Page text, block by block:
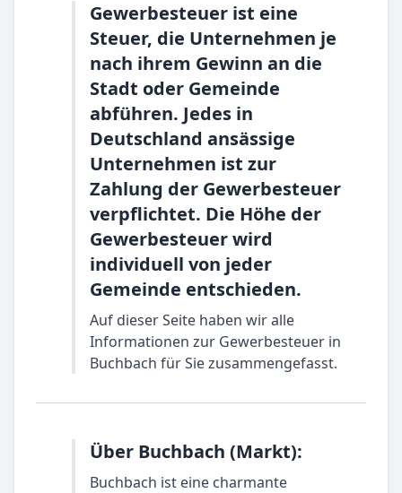
Gewerbesteuer ist eine
Steuer, die Unternehmen je
nach ihrem Gewinn an die
Stadt oder Gemeinde
abführen. Jedes in
Deutschland ansässige
Unternehmen ist zur
Zahlung der Gewerbesteuer
verpflichtet. Die Höhe der
Gewerbesteuer wird
individuell von jeder
Gemeinde entschieden.
Auf dieser Seite haben wir alle
Informationen zur Gewerbesteuer in
Buchbach für Sie zusammengefasst.
Über Buchbach (Markt):
Buchbach ist eine charmante